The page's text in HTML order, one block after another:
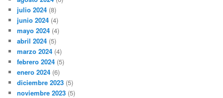
julio 2024 (8)
junio 2024 (4)
mayo 2024 (4)
abril 2024 (5)
marzo 2024 (4)
febrero 2024 (5)
enero 2024 (6)
diciembre 2023 (5)
noviembre 2023 (5)